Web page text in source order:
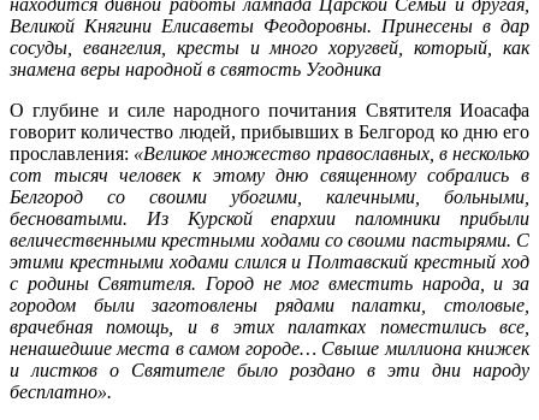
Великой Княгини Елисаветы Феодоровны. Принесены в дар
сосуды, евангелия, кресты и много хоругвей, который, как
знамена веры народной в святость Угодника
О глубине и силе народного почитания Святителя Иоасафа
говорит количество людей, прибывших в Белгород ко дню его
прославления: «Великое множество православных, в несколько
сот тысяч человек к этому дню священному собрались в
Белгород со своими убогими, калечными, больными,
бесноватыми. Из Курской епархии паломники прибыли
величественными крестными ходами со своими пастырями. С
этими крестными ходами слился и Полтавский крестный ход
с родины Святителя. Город не мог вместить народа, и за
городом были заготовлены рядами палатки, столовые,
врачебная помощь, и в этих палатках поместились все,
ненашедшие места в самом городе… Свыше миллиона книжек
и листков о Святителе было роздано в эти дни народу
бесплатно».